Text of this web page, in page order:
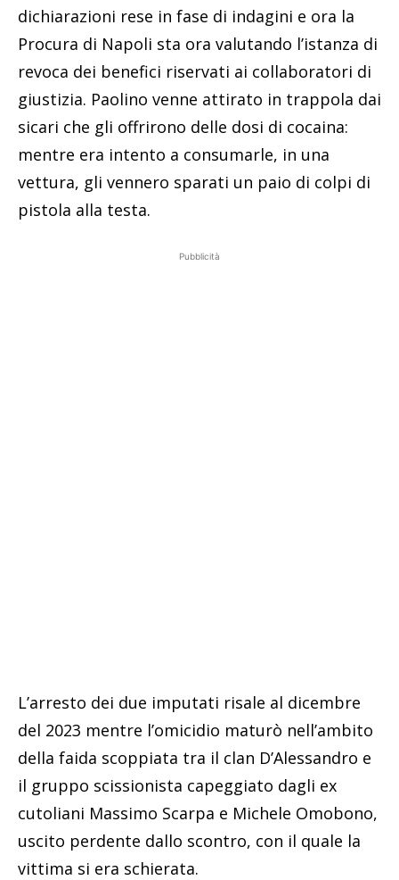
dichiarazioni rese in fase di indagini e ora la
Procura di Napoli sta ora valutando l’istanza di
revoca dei benefici riservati ai collaboratori di
giustizia. Paolino venne attirato in trappola dai
sicari che gli offrirono delle dosi di cocaina:
mentre era intento a consumarle, in una
vettura, gli vennero sparati un paio di colpi di
pistola alla testa.
Pubblicità
L’arresto dei due imputati risale al dicembre
del 2023 mentre l’omicidio maturò nell’ambito
della faida scoppiata tra il clan D’Alessandro e
il gruppo scissionista capeggiato dagli ex
cutoliani Massimo Scarpa e Michele Omobono,
uscito perdente dallo scontro, con il quale la
vittima si era schierata.